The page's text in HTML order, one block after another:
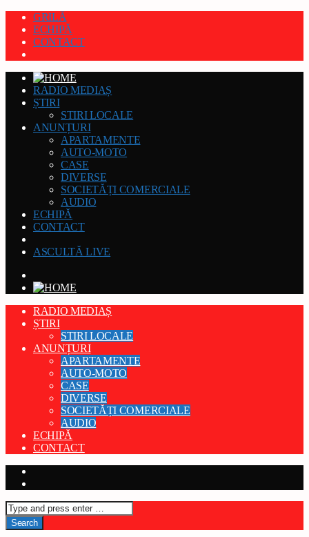
GRILĂ
ECHIPĂ
CONTACT
RADIO MEDIAȘ
ȘTIRI
STIRI LOCALE
ANUNȚURI
APARTAMENTE
AUTO-MOTO
CASE
DIVERSE
SOCIETĂȚI COMERCIALE
AUDIO
ECHIPĂ
CONTACT
ASCULTĂ LIVE
RADIO MEDIAȘ
ȘTIRI
STIRI LOCALE
ANUNȚURI
APARTAMENTE
AUTO-MOTO
CASE
DIVERSE
SOCIETĂȚI COMERCIALE
AUDIO
ECHIPĂ
CONTACT